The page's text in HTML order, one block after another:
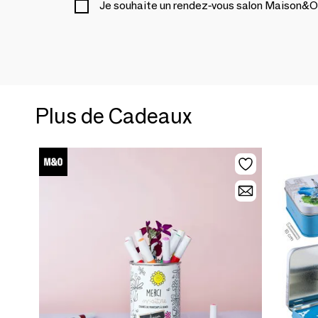
Je souhaite un rendez-vous salon
Plus de Cadeaux